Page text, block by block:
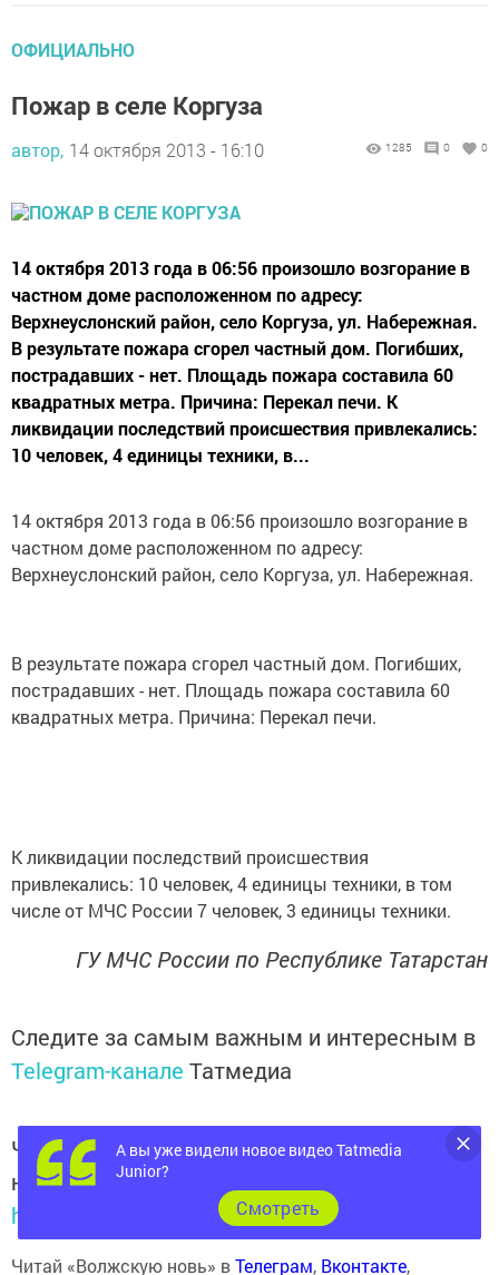
ОФИЦИАЛЬНО
Пожар в селе Коргуза
автор, 14 октября 2013 - 16:10 1285 0 0
14 октября 2013 года в 06:56 произошло возгорание в
частном доме расположенном по адресу:
Верхнеуслонский район, село Коргуза, ул. Набережная.
В результате пожара сгорел частный дом. Погибших,
пострадавших - нет. Площадь пожара составила 60
квадратных метра. Причина: Перекал печи. К
ликвидации последствий происшествия привлекались:
10 человек, 4 единицы техники, в...
14 октября 2013 года в 06:56 произошло возгорание в
частном доме расположенном по адресу:
Верхнеуслонский район, село Коргуза, ул. Набережная.
В результате пожара сгорел частный дом. Погибших,
пострадавших - нет. Площадь пожара составила 60
квадратных метра. Причина: Перекал печи.
К ликвидации последствий происшествия
привлекались: 10 человек, 4 единицы техники, в том
числе от МЧС России 7 человек, 3 единицы техники.
ГУ МЧС России по Республике Татарстан
Следите за самым важным и интересным в
Telegram-канале Татмедиа
Читайте новости Татарстана в
национальном мессенджере MАХ:
https://max.ru/tatmedia
Читай «Волжскую новь» вТелеграм, Вконтакте,
А вы уже видели новое видео Tatmedia
Junior?
Cмотреть